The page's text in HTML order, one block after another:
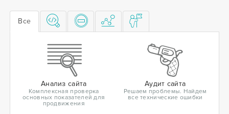
Все
Анализ сайта
Комплексная проверка
основных показателей для
продвижения
Аудит сайта
Решаем проблемы. Найдем
все технические ошибки